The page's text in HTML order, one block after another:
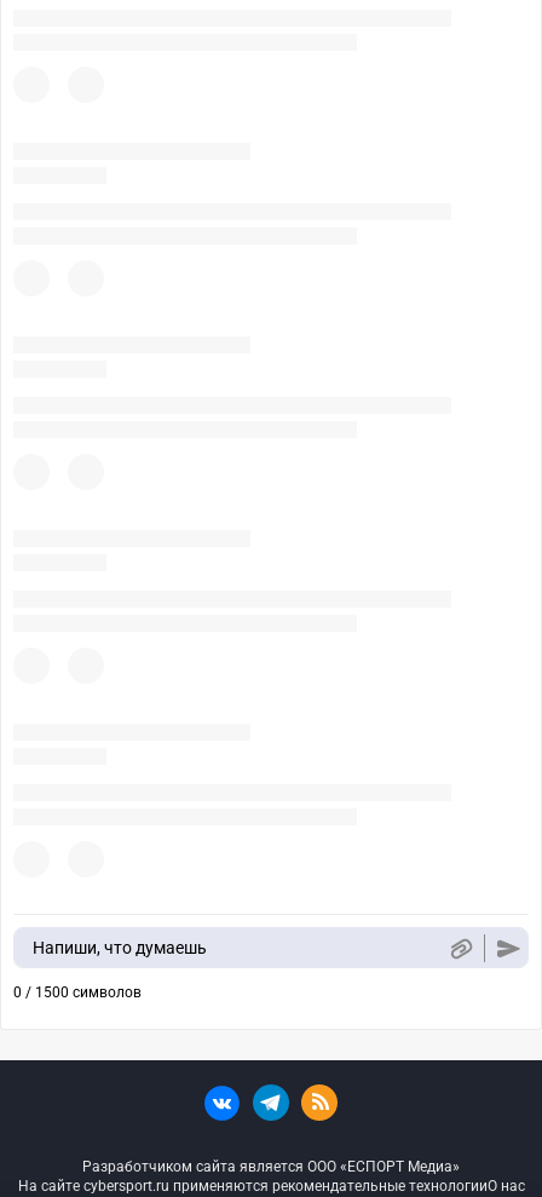
Напиши, что думаешь
0 / 1500 символов
Разработчиком сайта является ООО «ЕСПОРТ Медиа»
На сайте cybersport.ru применяются рекомендательные технологииО нас